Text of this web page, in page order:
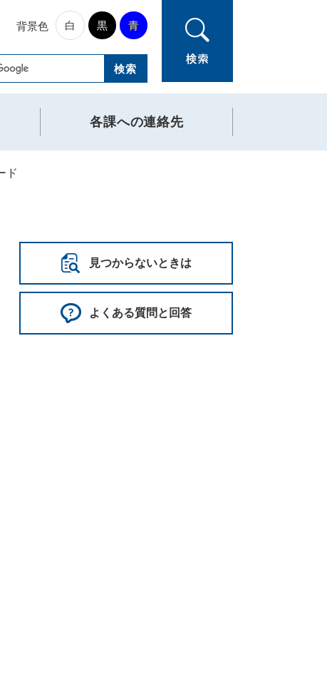
背景色 白 黒 青
各課への連絡先
ド
見つからないときは
よくある質問と回答